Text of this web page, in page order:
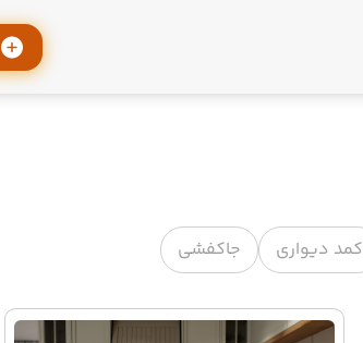
کمد دیواری جاکفشی